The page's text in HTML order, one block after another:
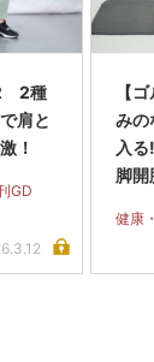
2種
肩と
！
GD
【
みの
入
脚開
健康